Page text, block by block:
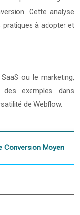
Cette analyse
pratiques à adopter et
ou le marketing,
exemples dans
de Webflow.
Conversion Moyen